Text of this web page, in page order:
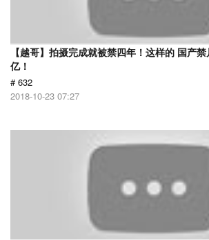
【越哥】拍摄完成就被禁四年！这样的 国产
亿！
# 632
2018-10-23 07:27